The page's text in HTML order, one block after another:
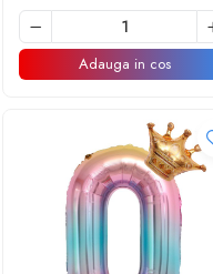
Adauga in cos